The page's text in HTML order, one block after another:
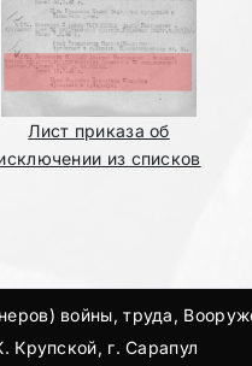
Лист приказа об
из списков
войны, труда,
Крупской, г. Сарапул